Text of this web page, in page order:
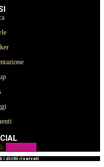
Instagram
i diritti riservati